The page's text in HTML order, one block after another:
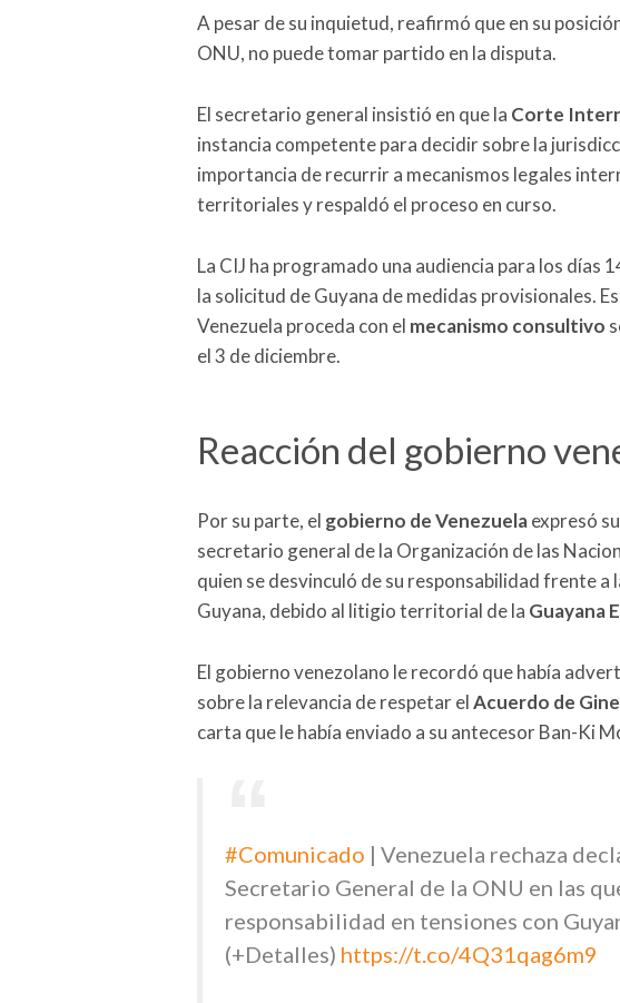
A pesar de su inquietud, reafirmó que en su
ONU, no puede tomar partido en la disputa.
El secretario general insistió en que la Corte
instancia competente para decidir sobre la
importancia de recurrir a mecanismos legales
territoriales y respaldó el proceso en curso.
La CIJ ha programado una audiencia para los días
la solicitud de Guyana de medidas provisionales.
Venezuela proceda con el mecanismo consultivo
el 3 de diciembre.
Reacción del gobierno
Por su parte, el gobierno de Venezuelaexpresó
secretario general de la Organización de las
quien se desvinculó de su responsabilidad frente
Guyana, debido al litigio territorial de la Guayana
El gobierno venezolano le recordó que había
sobre la relevancia de respetar elAcuerdo de
carta que le había enviado a su antecesor Ban-Ki
#Comunicado | Venezuela rechaza
Secretario General de la ONU en las
responsabilidad en tensiones con
(+Detalles) https://t.co/4Q31qag6m9